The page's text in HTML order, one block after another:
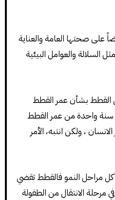
على صحتها العامة والعناية
السلالة والعوامل البيئية
القطط بشأن عمر القطط
سنة واحدة من عمر القطط
، ولكن انتبه، الأمر
كل مراحل النمو فالقطط تقضي
مرحلة الانتقال من الطفولة